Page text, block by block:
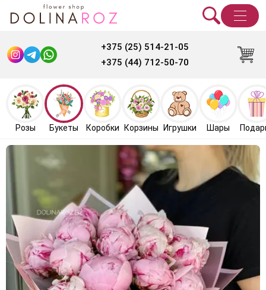
+375 (25) 514-21-05
+375 (44) 712-50-70
Розы Букеты Коробки Корзины Игрушки Шары